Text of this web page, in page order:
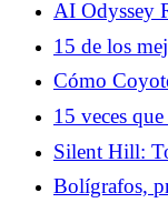
potencia
AI Odyssey
con las
una vez por
15 de los
Museo'
Cómo
saga de
vida real
15 veces
Silent Hill:
través de
Bolígrafos,